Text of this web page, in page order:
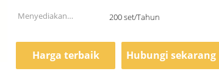
pembayaran:
Menyediakan
200 set/Tahun
Harga terbaik Hubungi sekarang